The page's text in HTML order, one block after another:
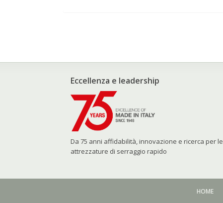
Eccellenza e leadership
Da 75 anni affidabilità, innovazione e ricerca per le
attrezzature di serraggio rapido
HOME